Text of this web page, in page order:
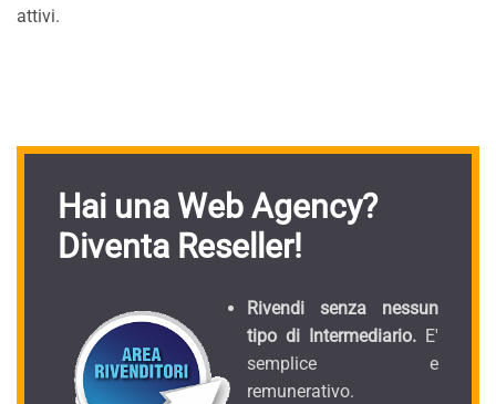
attivi.
Hai una Web Agency?
Diventa Reseller!
Rivendi senza nessun
tipo di Intermediario. E'
semplice e
remunerativo.